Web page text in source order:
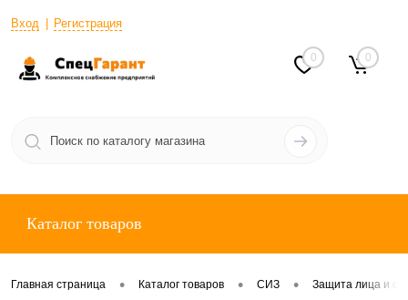
Вход Регистрация
0 0
Каталог товаров
Главная страница • Каталог товаров • СИЗ • Защита лица и